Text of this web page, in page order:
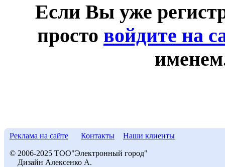
Если Вы уже
просто войдите на
Реклама на сайте Контакты Наши клиенты
© 2006-2025 ТОО"Электронный город"
Дизайн Алексенко А.